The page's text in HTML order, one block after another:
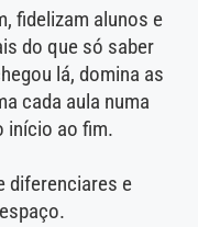
fidelizam alunos e
do que só saber
lá, domina as
cada aula numa
início ao fim.
diferenciares e